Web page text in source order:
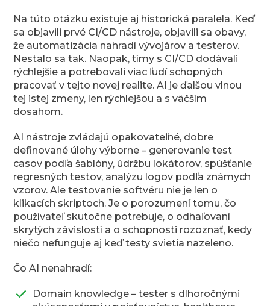
Na túto otázku existuje aj historická paralela. Keď
sa objavili prvé CI/CD nástroje, objavili sa obavy,
že automatizácia nahradí vývojárov a testerov.
Nestalo sa tak. Naopak, tímy s CI/CD dodávali
rýchlejšie a potrebovali viac ľudí schopných
pracovať v tejto novej realite. AI je ďalšou vlnou
tej istej zmeny, len rýchlejšou a s väčším
dosahom.
AI nástroje zvládajú opakovateľné, dobre
definované úlohy výborne – generovanie test
casov podľa šablóny, údržbu lokátorov, spúšťanie
regresných testov, analýzu logov podľa známych
vzorov. Ale testovanie softvéru nie je len o
klikacích skriptoch. Je o porozumení tomu, čo
používateľ skutočne potrebuje, o odhaľovaní
skrytých závislostí a o schopnosti rozoznať, kedy
niečo nefunguje aj keď testy svietia nazeleno.
Čo AI nenahradí:
Domain knowledge – tester s dlhoročnými